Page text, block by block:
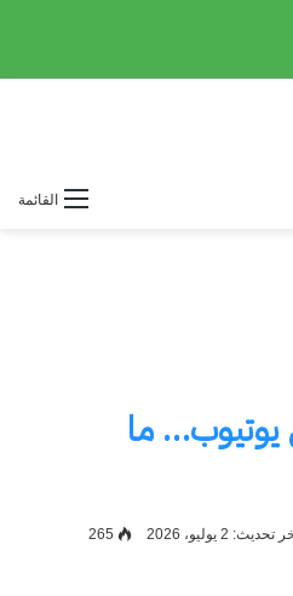
القائمة
يوتيوب… ما
تحديث: 2 يوليو، 2026 265